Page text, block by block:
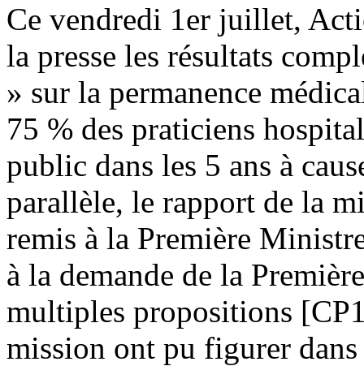
Ce vendredi 1er juillet,
la presse les résultats
» sur la permanence
75 % des praticiens
public dans les 5 ans à
parallèle, le rapport de la
remis à la Première
à la demande de la
multiples propositions
mission ont pu figurer